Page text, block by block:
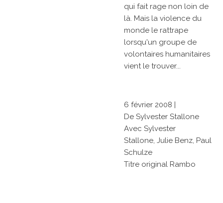
qui fait rage non loin de
là. Mais la violence du
monde le rattrape
lorsqu'un groupe de
volontaires humanitaires
vient le trouver...
6 février 2008 |
De Sylvester Stallone
Avec Sylvester
Stallone, Julie Benz, Paul
Schulze
Titre original Rambo